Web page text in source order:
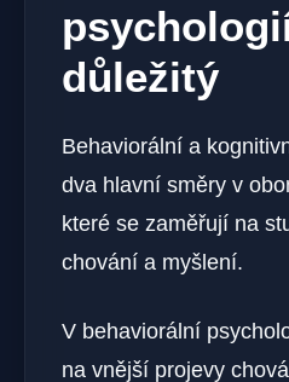
důležitý
Behaviorální a
dva hlavní směry v
které se zaměřují na
chování a myšlení.
V behaviorální
na vnější projevy